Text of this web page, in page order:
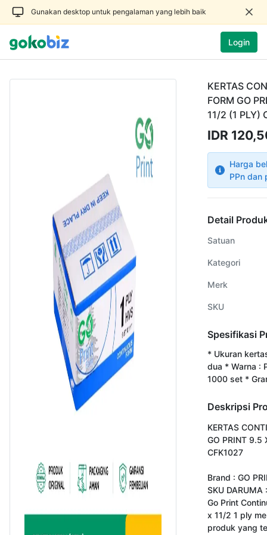
Gunakan desktop untuk pengalaman yang lebih baik
Login
KERTAS
FORM GO
11/2 (1 PLY)
IDR
Harga
PPn dan
Detail
Satuan
Kategori
Merk
SKU
Spesifikasi
* Ukuran
dua * Warna :
1000 set *
Deskripsi
KERTAS
GO PRINT 9.5
CFK1027
Brand : GO
SKU DARUMA
Go Print
x 11/2 1 ply
produk yang